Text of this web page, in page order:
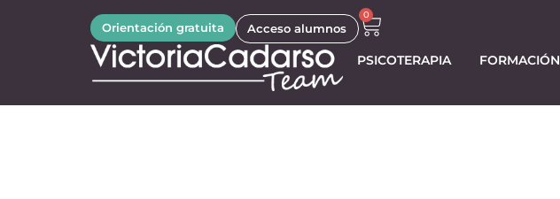
Orientación gratuita Acceso alumnos
0
PSICOTERAPIA FORMACIÓN